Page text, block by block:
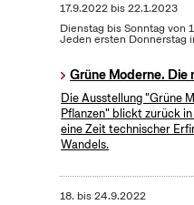
17.9.2022bis22.1.2023
Dienstag bis Sonntag von
Jeden ersten Donnerstag
Grüne Moderne. Die
Die Ausstellung "Grüne
Pflanzen" blickt zurück
eine Zeit technischer
Wandels.
18. bis24.9.2022